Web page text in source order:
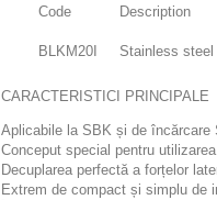
Code
Description
BLKM20I Stainless
CARACTERISTICI PRINCIPALE
Aplicabile la SBK și de încărcare
Conceput special pentru
Decuplarea perfectă a forțelor
Extrem de compact și simplu de